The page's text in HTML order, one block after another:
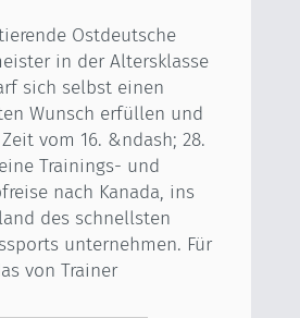
Ostdeutsche
in der Altersklasse
sich selbst einen
Wunsch erfüllen und
vom 16. &ndash; 28.
Trainings- und
nach Kanada, ins
des schnellsten
unternehmen. Für
von Trainer